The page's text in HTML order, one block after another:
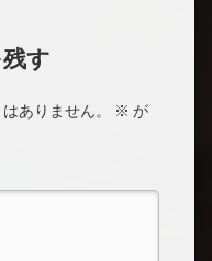
す
ありません。 ※ が